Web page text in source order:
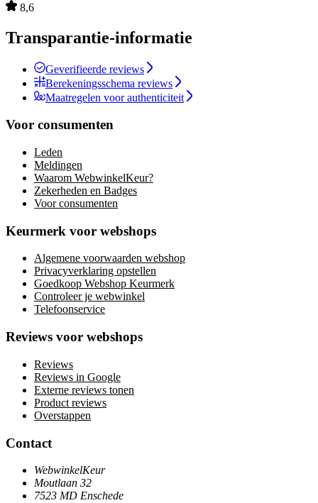
8,6
Transparantie-informatie
Geverifieerde reviews
Berekeningsschema reviews
Maatregelen voor authenticiteit
Voor consumenten
Leden
Meldingen
Waarom WebwinkelKeur?
Zekerheden en Badges
Voor consumenten
Keurmerk voor webshops
Algemene voorwaarden webshop
Privacyverklaring opstellen
Goedkoop Webshop Keurmerk
Controleer je webwinkel
Telefoonservice
Reviews voor webshops
Reviews
Reviews in Google
Externe reviews tonen
Product reviews
Overstappen
Contact
WebwinkelKeur
Moutlaan 32
7523 MD Enschede